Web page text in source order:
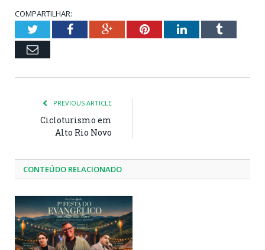
COMPARTILHAR:
TwitterFacebookGoogle+PinterestLinkedInTumblr
Email
PREVIOUS ARTICLE
Cicloturismo em
Alto Rio Novo
CONTEÚDO RELACIONADO